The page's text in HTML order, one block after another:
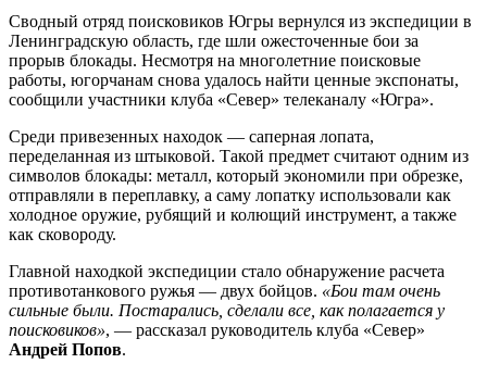
Сводный отряд поисковиков Югры вернулся из экспедиции в
Ленинградскую область, где шли ожесточенные бои за
прорыв блокады. Несмотря на многолетние поисковые
работы, югорчанам снова удалось найти ценные экспонаты,
сообщили участники клуба «Север» телеканалу «Югра».
Среди привезенных находок — саперная лопата,
переделанная из штыковой. Такой предмет считают одним из
символов блокады: металл, который экономили при обрезке,
отправляли в переплавку, а саму лопатку использовали как
холодное оружие, рубящий и колющий инструмент, а также
как сковороду.
Главной находкой экспедиции стало обнаружение расчета
противотанкового ружья — двух бойцов. «Бои там очень
сильные были. Постарались, сделали все, как полагается у
поисковиков», — рассказал руководитель клуба «Север»
Андрей Попов.